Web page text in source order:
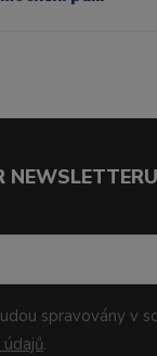
NEWSLETTERU
spravovány v
.